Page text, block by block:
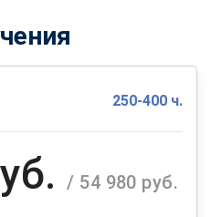
250-400 ч.
/ 54 980 руб.